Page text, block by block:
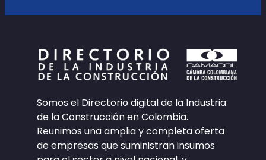
Somos el Directorio digital de la Industria
de la Construcción en Colombia.
Reunimos una amplia y completa oferta
de empresas que suministran insumos